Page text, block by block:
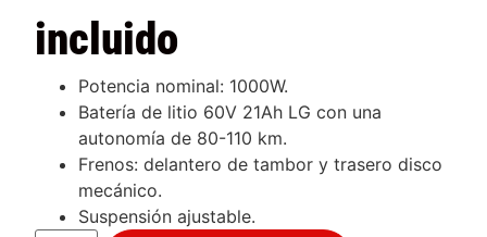
incluido
Potencia nominal: 1000W.
Batería de litio 60V 21Ah LG con una
autonomía de 80-110 km.
Frenos: delantero de tambor y trasero disco
mecánico.
Suspensión ajustable.